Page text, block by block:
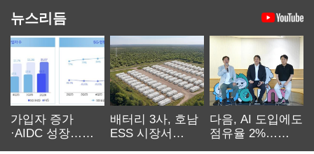
뉴스리듬
가입자 증가
·AIDC 성장…
배터리 3사, 호남
ESS 시장서
다음, AI 도입에도
점유율 2%…